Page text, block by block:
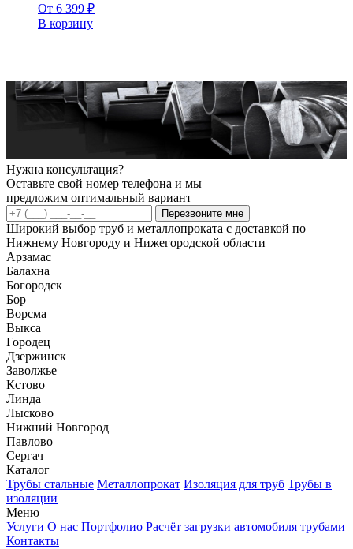
От 6 399 ₽
В корзину
Нужна консультация?
Оставьте свой номер телефона и мы
предложим оптимальный вариант
Перезвоните мне
Широкий выбор труб и металлопроката с доставкой по
Нижнему Новгороду и Нижегородской области
Арзамас
Балахна
Богородск
Бор
Ворсма
Выкса
Городец
Дзержинск
Заволжье
Кстово
Линда
Лысково
Нижний Новгород
Павлово
Сергач
Каталог
Трубы стальные Металлопрокат Изоляция для труб Трубы в
изоляции
Меню
Услуги О нас Портфолио Расчёт загрузки автомобиля трубами
Контакты